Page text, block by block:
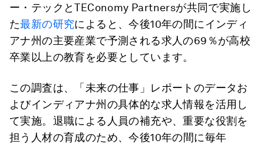
ー・テックとTEConomy Partnersが共同で実施し
た最新の研究によると、今後10年の間にインディ
アナ州の主要産業で予測される求人の69％が高校
卒業以上の教育を必要としています。
この調査は、「未来の仕事」レポートのデータお
よびインディアナ州の具体的な求人情報を活用し
て実施。退職による人員の補充や、重要な役割を
担う人材の育成のため、今後10年の間に毎年